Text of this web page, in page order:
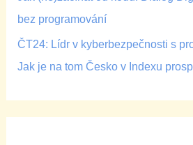
bez programování
ČT24: Lídr v kyberbezpečnosti s
Jak je na tom Česko v Indexu